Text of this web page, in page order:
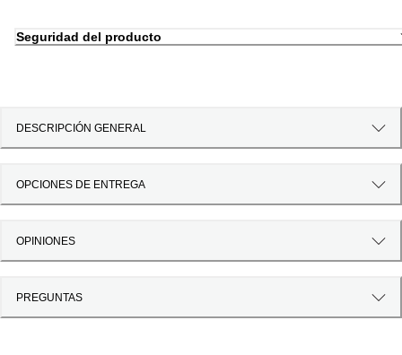
Seguridad del producto
DESCRIPCIÓN GENERAL
OPCIONES DE ENTREGA
OPINIONES
PREGUNTAS